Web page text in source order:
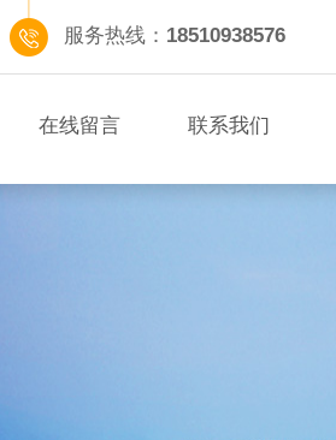
服务热线： 18510938576
在线留言 联系我们